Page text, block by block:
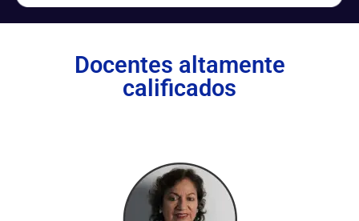
Docentes altamente
calificados